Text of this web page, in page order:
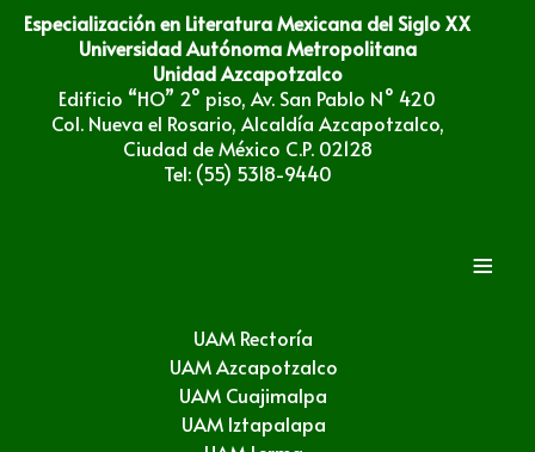
Especialización en Literatura Mexicana del Siglo XX
Universidad Autónoma Metropolitana
Unidad Azcapotzalco
Edificio “HO” 2° piso, Av. San Pablo N° 420
Col. Nueva el Rosario, Alcaldía Azcapotzalco,
Ciudad de México C.P. 02128
Tel: (55) 5318-9440
≡
UAM Rectoría
UAM Azcapotzalco
UAM Cuajimalpa
UAM Iztapalapa